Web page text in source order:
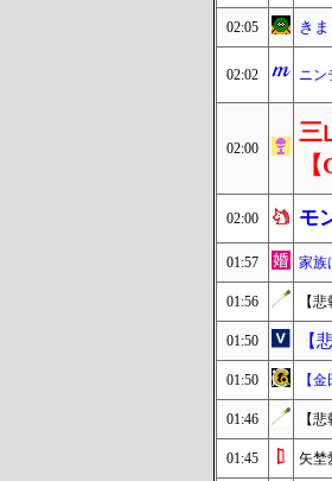
02:05 き
02:02 ニン
02:00
三
02:00 モ
01:57 家族
01:56 【
01:50 【
01:50 【
01:46 【
01:45 矢埜